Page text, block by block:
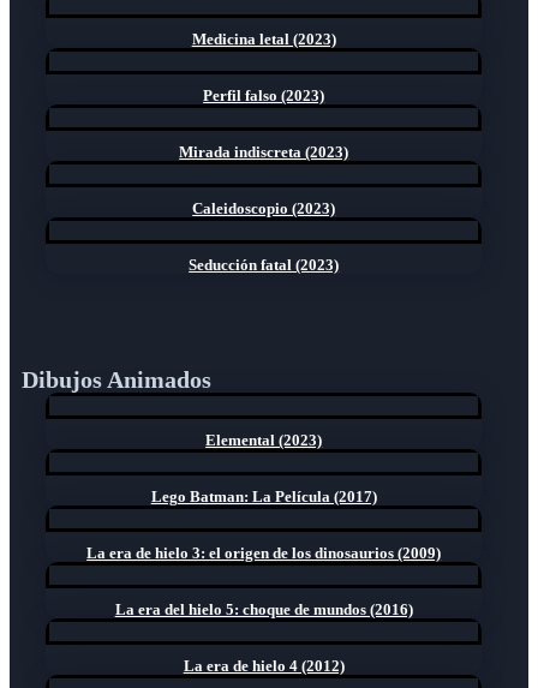
Medicina letal (2023)
Perfil falso (2023)
Mirada indiscreta (2023)
Caleidoscopio (2023)
Seducción fatal (2023)
Dibujos Animados
Elemental (2023)
Lego Batman: La Película (2017)
La era de hielo 3: el origen de los dinosaurios (2009)
La era del hielo 5: choque de mundos (2016)
La era de hielo 4 (2012)